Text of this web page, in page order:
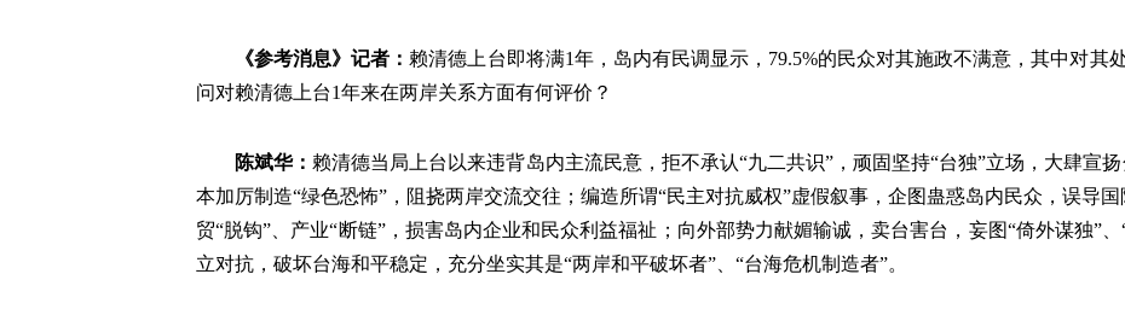
《参考消息》记者： 赖清德上台即将满1年，岛内有民调显示，79.5%的民众对其施政不满意，其中对其
问对赖清德上台1年来在两岸关系方面有何评价？
陈斌华： 赖清德当局上台以来违背岛内主流民意，拒不承认“九二共识”，顽固坚持“台独”立场，大肆宣
本加厉制造“绿色恐怖”，阻挠两岸交流交往；编造所谓“民主对抗威权”虚假叙事，企图蛊惑岛内民众，误导
贸“脱钩”、产业“断链”，损害岛内企业和民众利益福祉；向外部势力献媚输诚，卖台害台，妄图“倚外谋独”
立对抗，破坏台海和平稳定，充分坐实其是“两岸和平破坏者”、“台海危机制造者”。